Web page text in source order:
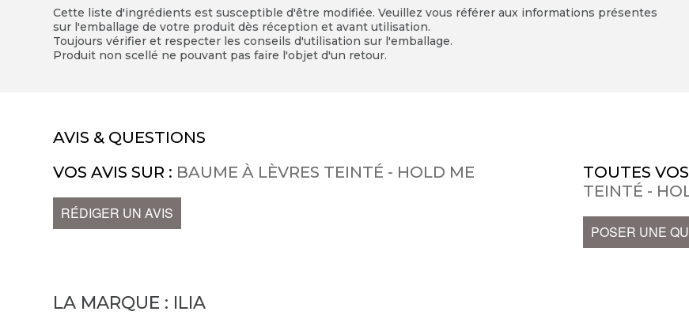
Cette liste d'ingrédients est susceptible d'être modifiée. Veuillez vous référer aux informations présentes
sur l'emballage de votre produit dès réception et avant utilisation.
Toujours vérifier et respecter les conseils d'utilisation sur l'emballage.
Produit non scellé ne pouvant pas faire l'objet d'un retour.
AVIS & QUESTIONS
VOS AVIS SUR : BAUME À LÈVRES TEINTÉ - HOLD ME
RÉDIGER UN AVIS
TOUTES
TEINTÉ -
POSER UNE
LA MARQUE : ILIA